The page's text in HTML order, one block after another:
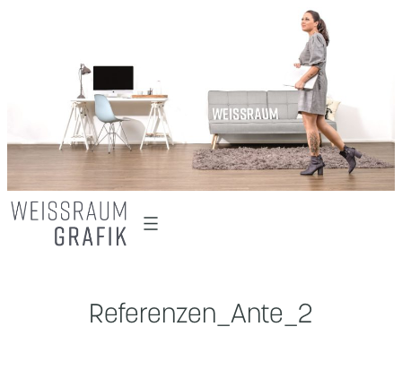
Zum
Inhalt
springen
Referenzen_Ante_2